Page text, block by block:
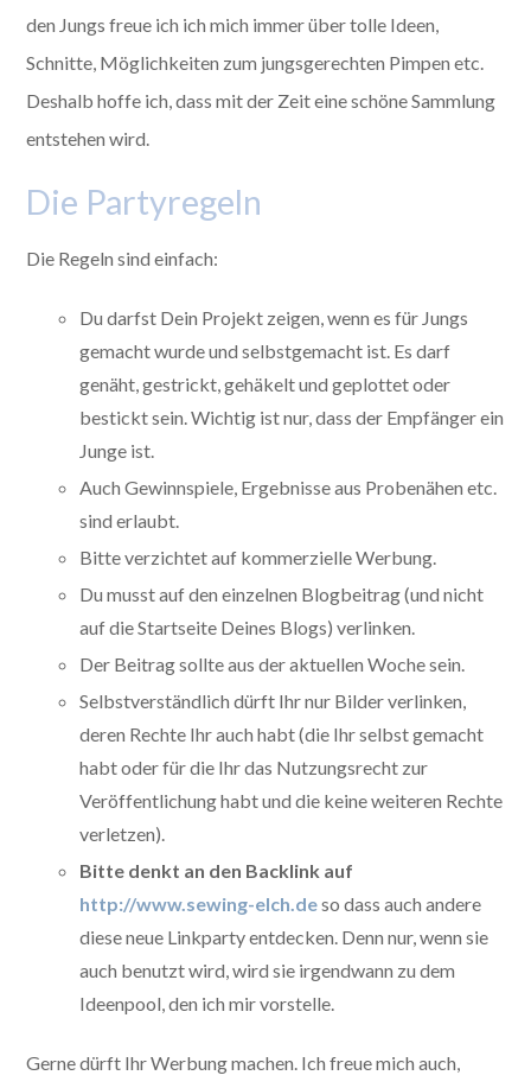
den Jungs freue ich ich mich immer über tolle Ideen,
Schnitte, Möglichkeiten zum jungsgerechten Pimpen etc.
Deshalb hoffe ich, dass mit der Zeit eine schöne Sammlung
entstehen wird.
Die Partyregeln
Die Regeln sind einfach:
Du darfst Dein Projekt zeigen, wenn es für Jungs
gemacht wurde und selbstgemacht ist. Es darf
genäht, gestrickt, gehäkelt und geplottet oder
bestickt sein. Wichtig ist nur, dass der Empfänger ein
Junge ist.
Auch Gewinnspiele, Ergebnisse aus Probenähen etc.
sind erlaubt.
Bitte verzichtet auf kommerzielle Werbung.
Du musst auf den einzelnen Blogbeitrag (und nicht
auf die Startseite Deines Blogs) verlinken.
Der Beitrag sollte aus der aktuellen Woche sein.
Selbstverständlich dürft Ihr nur Bilder verlinken,
deren Rechte Ihr auch habt (die Ihr selbst gemacht
habt oder für die Ihr das Nutzungsrecht zur
Veröffentlichung habt und die keine weiteren Rechte
verletzen).
Bitte denkt an den Backlink auf
http://www.sewing-elch.deso dass auch andere
diese neue Linkparty entdecken. Denn nur, wenn sie
auch benutzt wird, wird sie irgendwann zu dem
Ideenpool, den ich mir vorstelle.
Gerne dürft Ihr Werbung machen. Ich freue mich auch,